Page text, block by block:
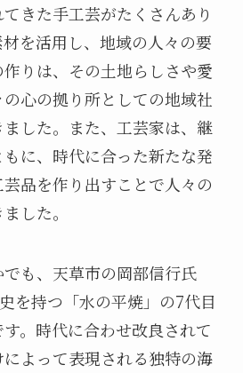
きた手工芸がたくさんあり
を活用し、地域の人々の要
りは、その土地らしさや愛
心の拠り所としての地域社
した。また、工芸家は、継
に、時代に合った新たな発
品を作り出すことで人々の
した。
も、天草市の岡部信行氏
を持つ「水の平焼」の7代目
。時代に合わせ改良されて
よって表現される独特の海